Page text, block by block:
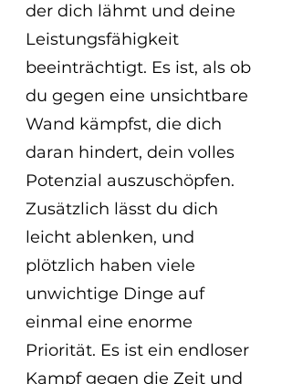
der dich lähmt und deine
Leistungsfähigkeit
beeinträchtigt. Es ist, als ob
du gegen eine unsichtbare
Wand kämpfst, die dich
daran hindert, dein volles
Potenzial auszuschöpfen.
Zusätzlich lässt du dich
leicht ablenken, und
plötzlich haben viele
unwichtige Dinge auf
einmal eine enorme
Priorität. Es ist ein endloser
Kampf gegen die Zeit und